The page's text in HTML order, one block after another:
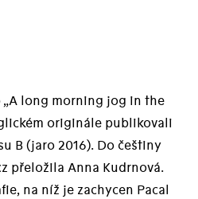
„A long morning jog in the
originále publikovali
B (jaro 2016). Do češtiny
přeložila Anna Kudrnová.
na níž je zachycen Pacal